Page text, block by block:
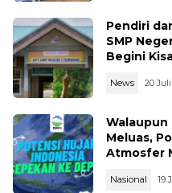
Pendiri
SMP
Begini
News 20 Juli
Walaupun
Meluas,
Atmosfer
Nasional 19